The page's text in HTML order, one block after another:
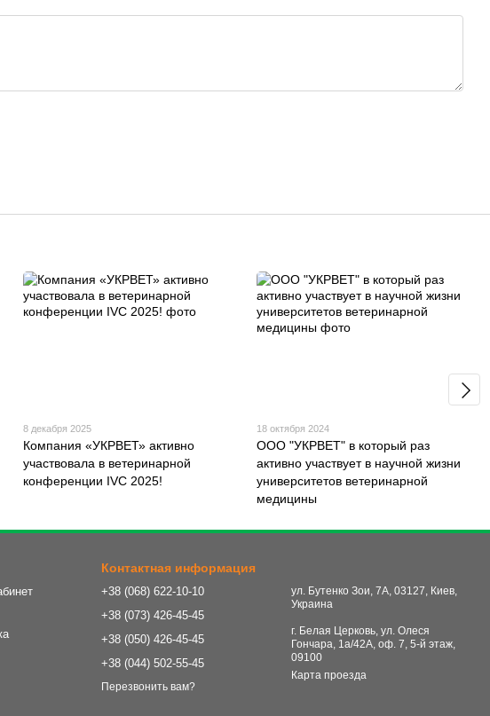
8 декабря 2025
Компания «УКРВЕТ» активно
участвовала в ветеринарной
конференции IVC 2025!
18 октября 2024
ООО "УКРВЕТ" в который раз
активно участвует в научной жизни
университетов ветеринарной
медицины
Контактная информация
+38 (068) 622-10-10
+38 (073) 426-45-45
+38 (050) 426-45-45
+38 (044) 502-55-45
Перезвонить вам?
ул. Бутенко Зои, 7А, 03127, Киев,
Украина
г. Белая Церковь, ул. Олеся
Гончара, 1а/42А, оф. 7, 5-й этаж,
09100
Карта проезда